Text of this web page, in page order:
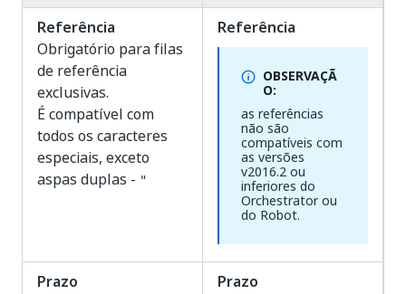
Referência
Obrigatório para filas
de referência
exclusivas.
É compatível com
todos os caracteres
especiais, exceto
aspas duplas - "
Referência
OBSERVAÇÃ
O:
as referências
não são
compatíveis com
as versões
v2016.2 ou
inferiores do
Orchestrator ou
do Robot.
Prazo
Prazo